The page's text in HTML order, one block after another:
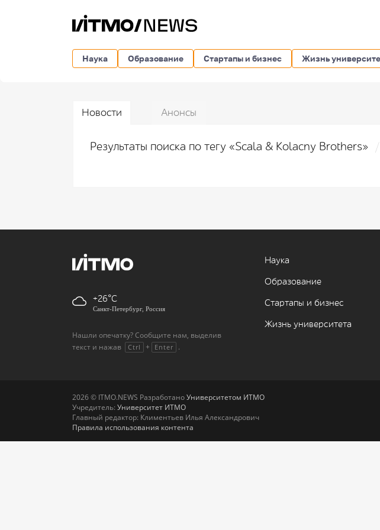
Наука Образование Стартапы и бизнес Жизнь
Новости Анонсы
Результаты поиска по тегу «Scala & Kolacny Brothers»
+26
Санкт-Петербург, Россия
Нашли опечатку? Сообщите нам, выделив
текст и нажав
Ctrl + Enter .
Наука
Образование
Стартапы и бизнес
Жизнь университета
2026 © ITMO.NEWS РазработаноУниверситетом ИТМО
Учредитель: Университет ИТМО
Главный редактор: Климентьев Илья Александрович
Правила использования контента